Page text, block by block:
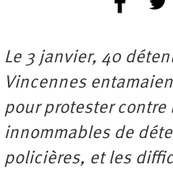
Le 3 janvier, 40
Vincennes
pour protester
innommables de
policières, et les